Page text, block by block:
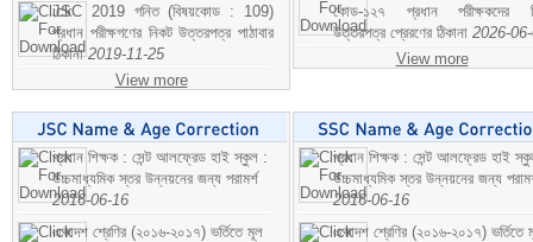
JSC 2019 গনিত (বিষয়কোড : 109)
প্রধান পরীক্ষগণের নিকট উত্তরপত্র পাঠাবার
ঠিকানা2019-11-25
View more
কোড-১২৭ প্রধান পরীক্ষকদের
উত্তরপত্র প্রেরণের ঠিকানা 2026-
View more
প্রধান শিক্ষক : সেন্ট আলফ্রেড হাই স্কুল :
উচ্চমাধ্যমিক স্তর উন্নয়নের জন্য পরামর্শ
2016-06-16
একাদশ শ্রেণির (২০১৬-২০১৭) ভর্তিতে মূল
প্রধান শিক্ষক : সেন্ট আলফ্রেড হাই
উচ্চমাধ্যমিক স্তর উন্নয়নের জন্য
2016-06-16
একাদশ শ্রেণির (২০১৬-২০১৭) ভর্তিতে